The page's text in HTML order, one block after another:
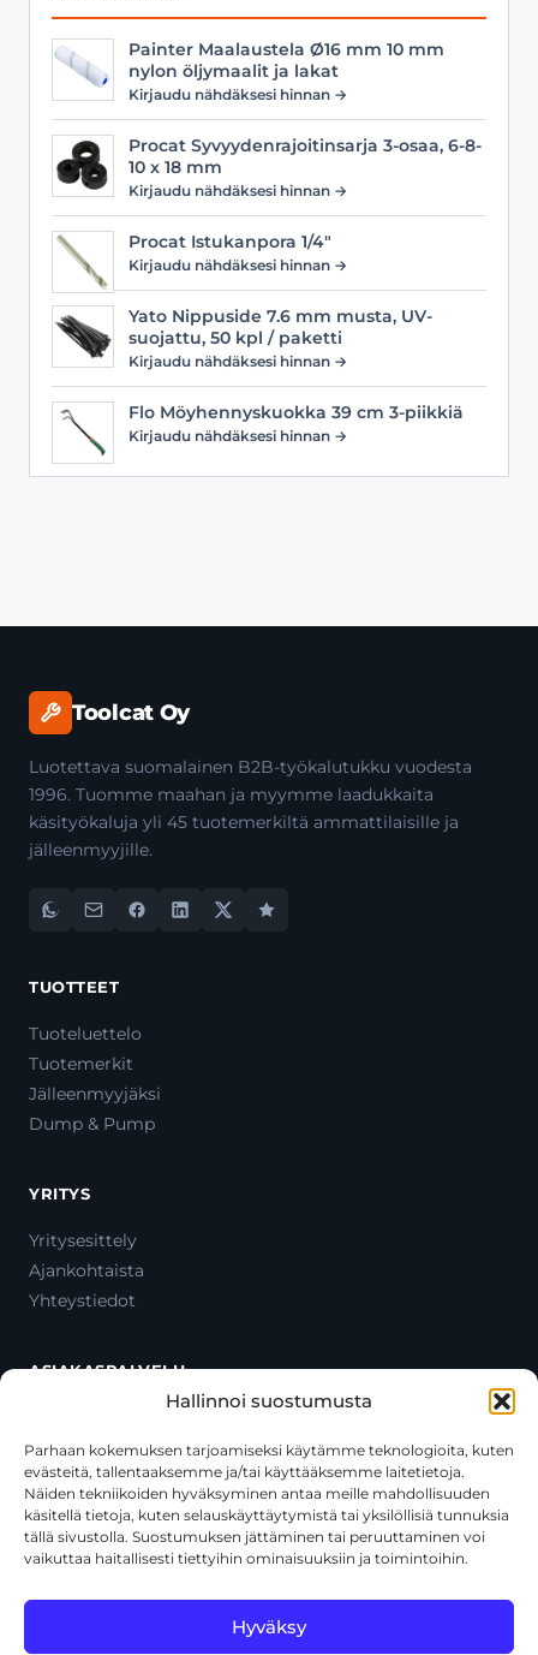
Hallinnoi suostumusta
Parhaan kokemuksen tarjoamiseksi käytämme teknologioita, kuten
evästeitä, tallentaaksemme ja/tai käyttääksemme laitetietoja.
Näiden tekniikoiden hyväksyminen antaa meille mahdollisuuden
käsitellä tietoja, kuten selauskäyttäytymistä tai yksilöllisiä tunnuksia
tällä sivustolla. Suostumuksen jättäminen tai peruuttaminen voi
vaikuttaa haitallisesti tiettyihin ominaisuuksiin ja toimintoihin.
Hyväksy
Painter Maalaustela Ø16 mm 10 mm
nylon öljymaalit ja lakat
Kirjaudu nähdäksesi hinnan →
Procat Syvyydenrajoitinsarja 3-osaa, 6-8-
10 x 18 mm
Kirjaudu nähdäksesi hinnan →
Procat Istukanpora 1/4"
Kirjaudu nähdäksesi hinnan →
Yato Nippuside 7.6 mm musta, UV-
suojattu, 50 kpl / paketti
Kirjaudu nähdäksesi hinnan →
Flo Möyhennyskuokka 39 cm 3-piikkiä
Kirjaudu nähdäksesi hinnan →
Toolcat Oy
Luotettava suomalainen B2B-työkalutukku vuodesta
1996. Tuomme maahan ja myymme laadukkaita
käsityökaluja yli 45 tuotemerkiltä ammattilaisille ja
jälleenmyyjille.
TUOTTEET
Tuoteluettelo
Tuotemerkit
Jälleenmyyjäksi
Dump & Pump
YRITYS
Yritysesittely
Ajankohtaista
Yhteystiedot
ASIAKASPALVELU
Oma tili
Maksutavat
Toimitustavat
Usein kysytyt kysymykset
+358 44 270 3795
asiakaspalvelu@toolcat.fi